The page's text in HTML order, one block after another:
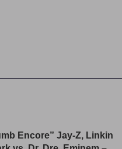
Encore” Jay-Z, Linkin